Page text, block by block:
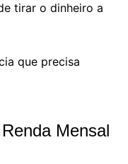
tirar o dinheiro a
que precisa
Mensal